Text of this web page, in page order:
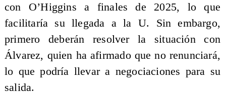
con O’Higgins a finales de 2025, lo que
facilitaría su llegada a la U. Sin embargo,
primero deberán resolver la situación con
Álvarez, quien ha afirmado que no renunciará,
lo que podría llevar a negociaciones para su
salida.